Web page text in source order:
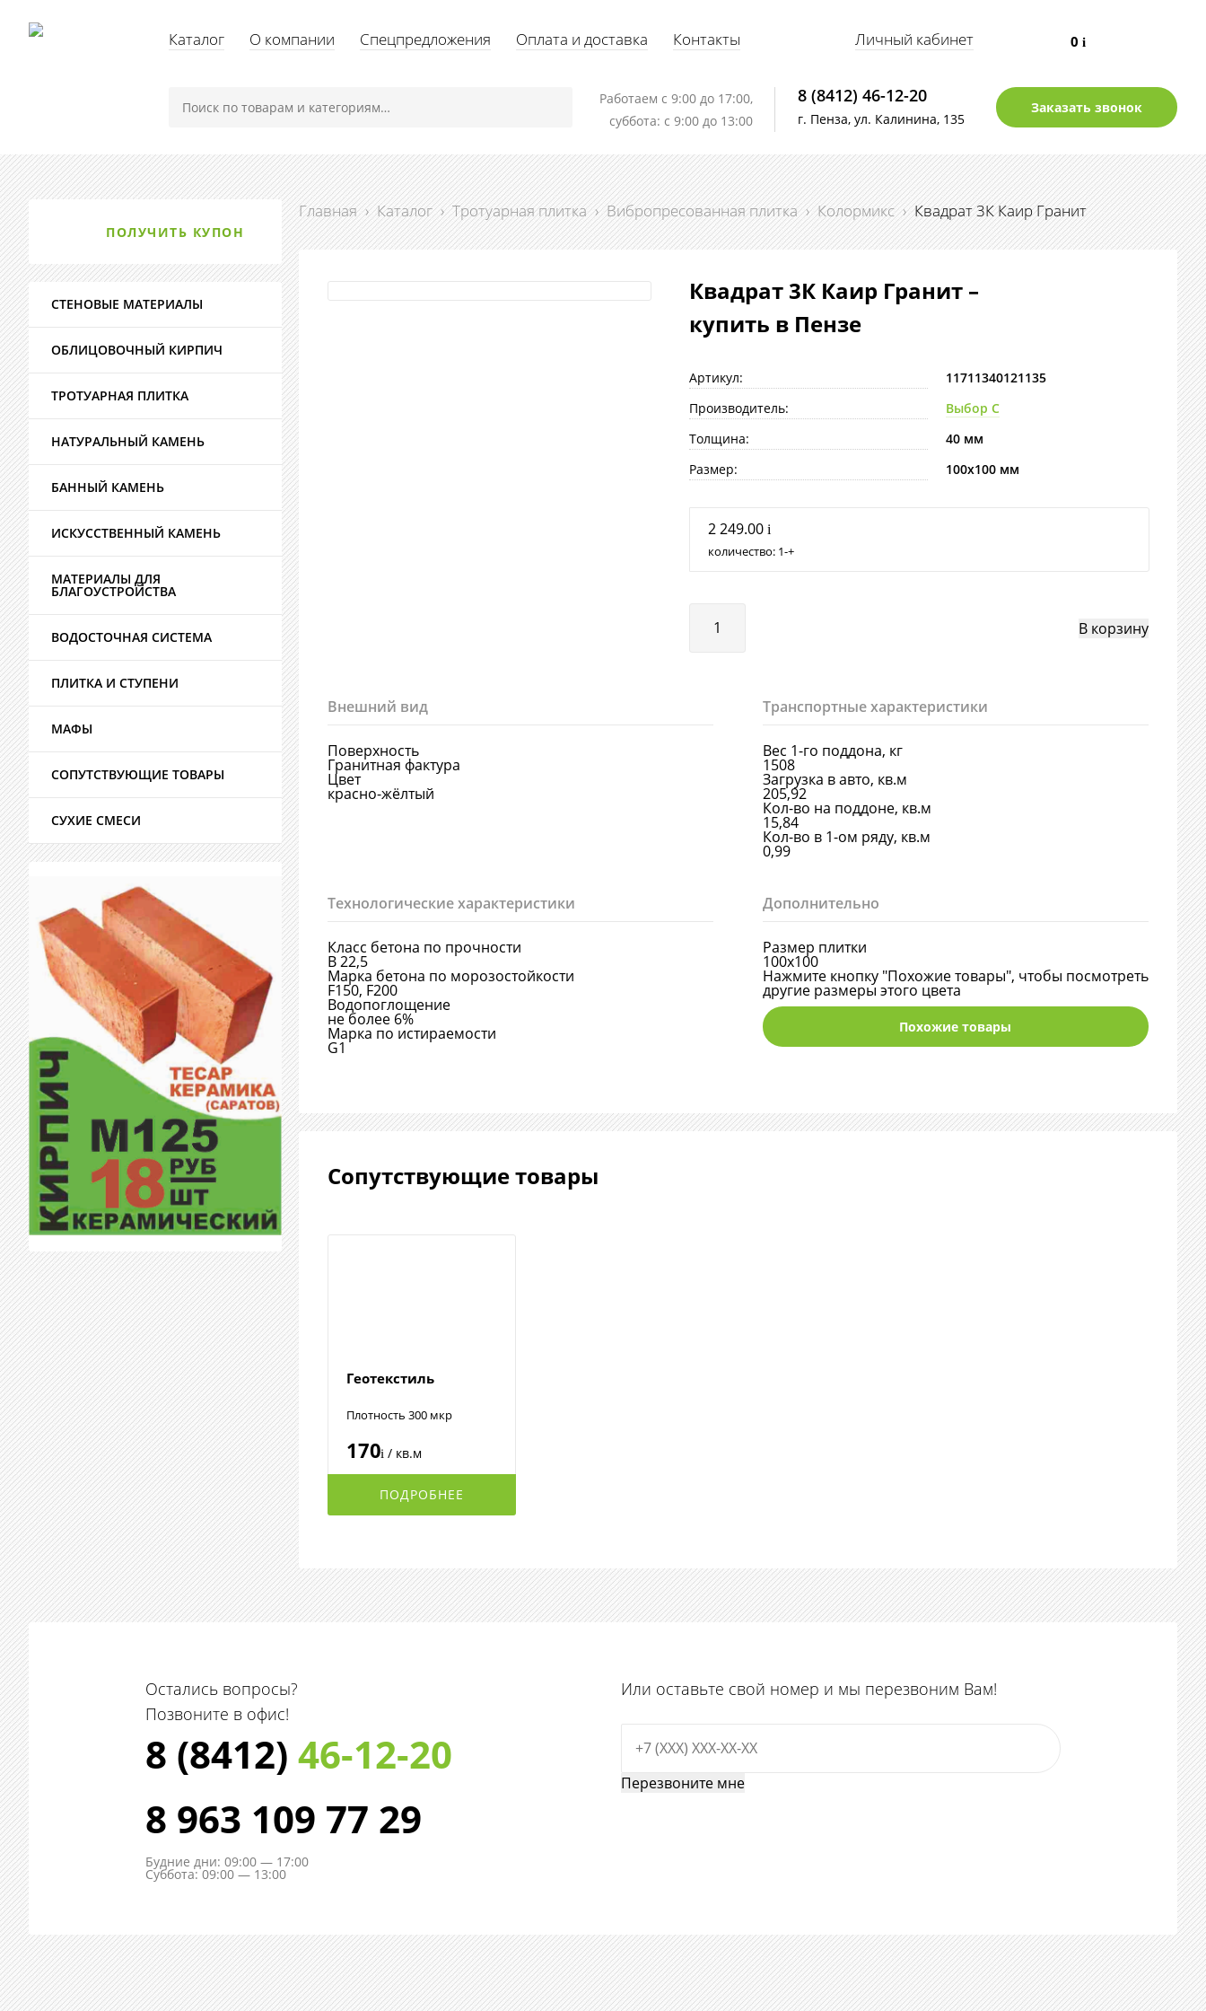
Каталог О компании Спецпредложения Оплата и доставка Контакты Личный кабинет 0i
Работаем c 9:00 до 17:00,
суббота: с 9:00 до 13:00
8 (8412) 46-12-20
г. Пенза, ул. Калинина, 135
Заказать звонок
Главная › Каталог › Тротуарная плитка › Вибропресованная плитка › Колормикс › Квадрат 3К Каир Гранит
Квадрат 3К Каир Гранит –
купить в Пензе
Артикул:
11711340121135
Производитель:
Выбор С
Толщина:
40 мм
Размер:
100х100 мм
2 249.00 i
количество: 1 +
Внешний вид
Поверхность
Гранитная фактура
Цвет
красно-жёлтый
Транспортные характеристики
Вес 1-го поддона, кг
1508
Загрузка в авто, кв.м
205,92
Кол-во на поддоне, кв.м
15,84
Кол-во в 1-ом ряду, кв.м
0,99
Технологические характеристики
Класс бетона по прочности
В 22,5
Марка бетона по морозостойкости
F150, F200
Водопоглощение
не более 6%
Марка по истираемости
G1
Дополнительно
Размер плитки
100х100
Нажмите кнопку "Похожие товары", чтобы посмотреть
другие размеры этого цвета
Похожие товары
Сопутствующие товары
Геотекстиль
Плотность 300 мкр
170i/ кв.м
ПОДРОБНЕЕ
ПОЛУЧИТЬ КУПОН
СТЕНОВЫЕ МАТЕРИАЛЫ
ОБЛИЦОВОЧНЫЙ КИРПИЧ
ТРОТУАРНАЯ ПЛИТКА
НАТУРАЛЬНЫЙ КАМЕНЬ
БАННЫЙ КАМЕНЬ
ИСКУССТВЕННЫЙ КАМЕНЬ
МАТЕРИАЛЫ ДЛЯ
БЛАГОУСТРОЙСТВА
ВОДОСТОЧНАЯ СИСТЕМА
ПЛИТКА И СТУПЕНИ
МАФЫ
СОПУТСТВУЮЩИЕ ТОВАРЫ
СУХИЕ СМЕСИ
Остались вопросы?
Позвоните в офис!
8 (8412) 46-12-20
8 963 109 77 29
Будние дни: 09:00 — 17:00
Суббота: 09:00 — 13:00
Или оставьте свой номер и мы перезвоним Вам!